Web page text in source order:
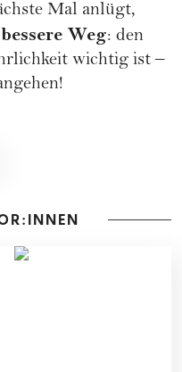
Mal anlügt,
Weg: den
wichtig ist –